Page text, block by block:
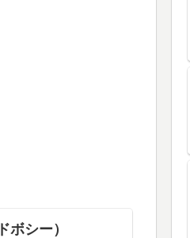
ボシー）